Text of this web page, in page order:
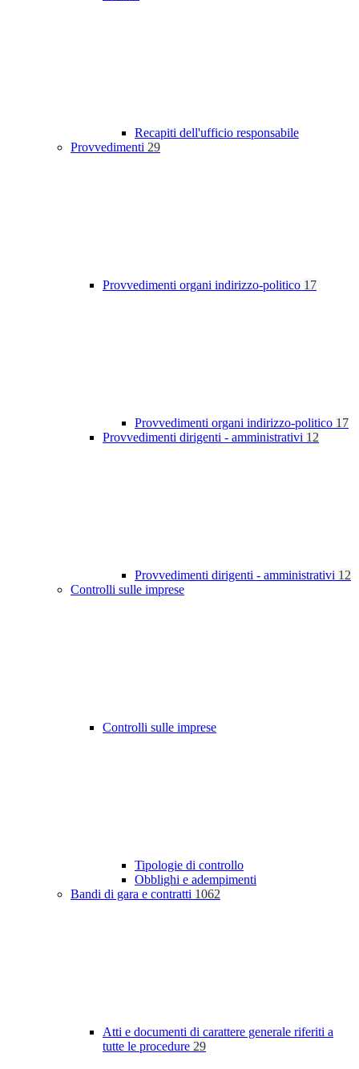
Recapiti dell'ufficio responsabile
Provvedimenti 29
Provvedimenti organi indirizzo-politico 17
Provvedimenti organi indirizzo-politico 17
Provvedimenti dirigenti - amministrativi 12
Provvedimenti dirigenti - amministrativi 12
Controlli sulle imprese
Controlli sulle imprese
Tipologie di controllo
Obblighi e adempimenti
Bandi di gara e contratti 1062
Atti e documenti di carattere generale riferiti a
tutte le procedure 29